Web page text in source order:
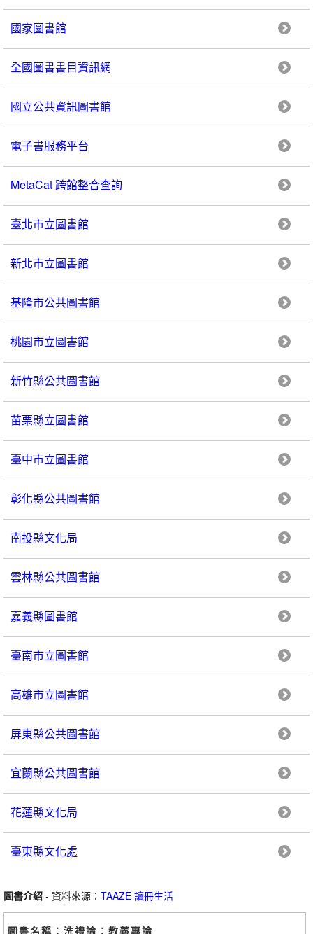
國家圖書館
全國圖書書目資訊網
國立公共資訊圖書館
電子書服務平台
MetaCat 跨館整合查詢
臺北市立圖書館
新北市立圖書館
基隆市公共圖書館
桃園市立圖書館
新竹縣公共圖書館
苗栗縣立圖書館
臺中市立圖書館
彰化縣公共圖書館
南投縣文化局
雲林縣公共圖書館
嘉義縣圖書館
臺南市立圖書館
高雄市立圖書館
屏東縣公共圖書館
宜蘭縣公共圖書館
花蓮縣文化局
臺東縣文化處
圖書介紹 - 資料來源： TAAZE 讀冊生活
圖書名稱：洗禮論︰教義專論